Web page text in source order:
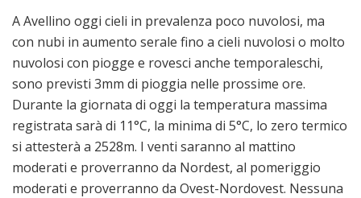
A Avellino oggi cieli in prevalenza poco nuvolosi, ma
con nubi in aumento serale fino a cieli nuvolosi o molto
nuvolosi con piogge e rovesci anche temporaleschi,
sono previsti 3mm di pioggia nelle prossime ore.
Durante la giornata di oggi la temperatura massima
registrata sarà di 11°C, la minima di 5°C, lo zero termico
si attesterà a 2528m. I venti saranno al mattino
moderati e proverranno da Nordest, al pomeriggio
moderati e proverranno da Ovest-Nordovest. Nessuna